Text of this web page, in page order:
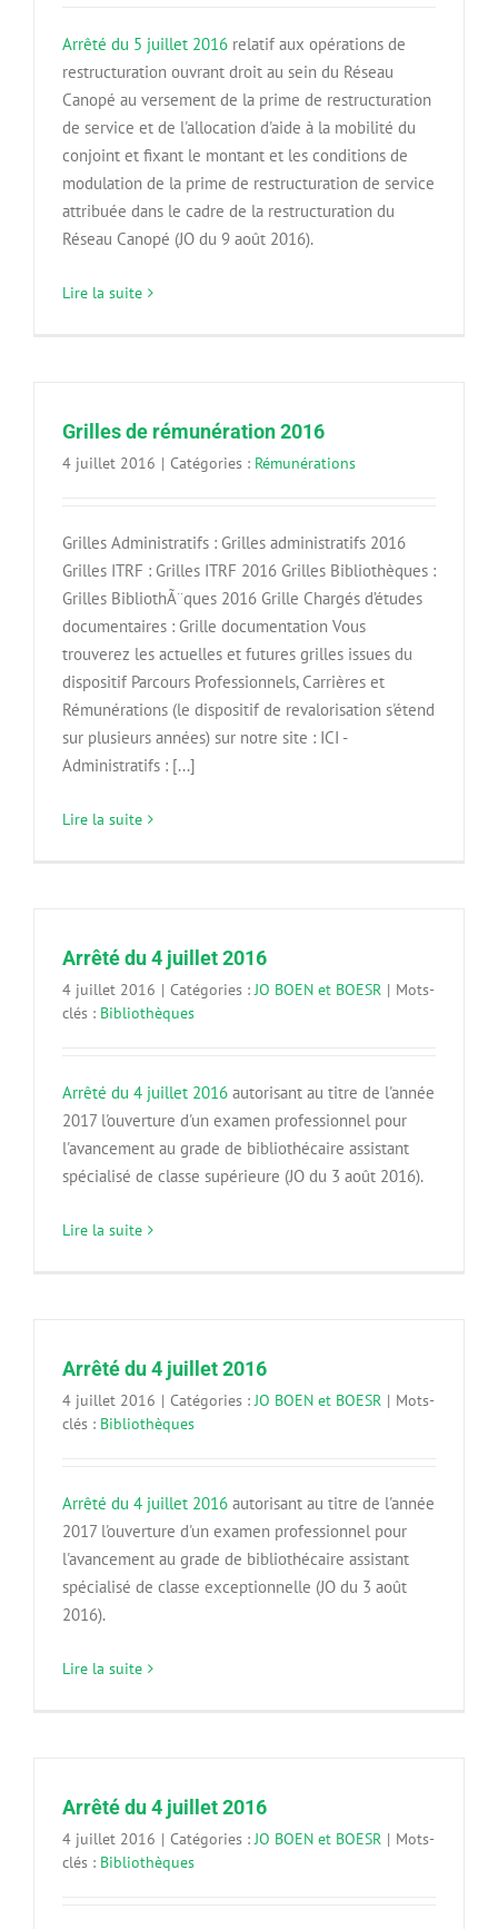
Arrêté du 5 juillet 2016 relatif aux opérations de
restructuration ouvrant droit au sein du Réseau
Canopé au versement de la prime de restructuration
de service et de l'allocation d'aide à la mobilité du
conjoint et fixant le montant et les conditions de
modulation de la prime de restructuration de service
attribuée dans le cadre de la restructuration du
Réseau Canopé (JO du 9 août 2016).
Lire la suite
Grilles de rémunération 2016
4 juillet 2016 | Catégories : Rémunérations
Grilles Administratifs : Grilles administratifs 2016
Grilles ITRF : Grilles ITRF 2016 Grilles Bibliothèques :
Grilles BibliothÃ¨ques 2016 Grille Chargés d’études
documentaires : Grille documentation Vous
trouverez les actuelles et futures grilles issues du
dispositif Parcours Professionnels, Carrières et
Rémunérations (le dispositif de revalorisation s'étend
sur plusieurs années) sur notre site : ICI -
Administratifs : [...]
Lire la suite
Arrêté du 4 juillet 2016
4 juillet 2016 | Catégories : JO BOEN et BOESR | Mots-
clés : Bibliothèques
Arrêté du 4 juillet 2016 autorisant au titre de l'année
2017 l'ouverture d'un examen professionnel pour
l'avancement au grade de bibliothécaire assistant
spécialisé de classe supérieure (JO du 3 août 2016).
Lire la suite
Arrêté du 4 juillet 2016
4 juillet 2016 | Catégories : JO BOEN et BOESR | Mots-
clés : Bibliothèques
Arrêté du 4 juillet 2016 autorisant au titre de l'année
2017 l'ouverture d'un examen professionnel pour
l'avancement au grade de bibliothécaire assistant
spécialisé de classe exceptionnelle (JO du 3 août
2016).
Lire la suite
Arrêté du 4 juillet 2016
4 juillet 2016 | Catégories : JO BOEN et BOESR | Mots-
clés : Bibliothèques